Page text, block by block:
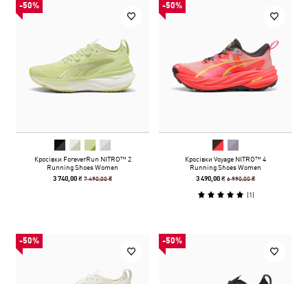
-50%
Кросівки ForeverRun NITRO™ 2
Running Shoes Women
3 740,00 ₴7 490,00 ₴
-50%
Кросівки Voyage NITRO™ 4
Running Shoes Women
3 490,00 ₴6 990,00 ₴
(1)
-50% -50%